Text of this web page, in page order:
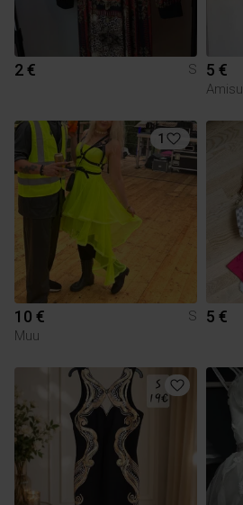
2 € S 5 €
Amisu
1
10 €
S
Muu
5 €